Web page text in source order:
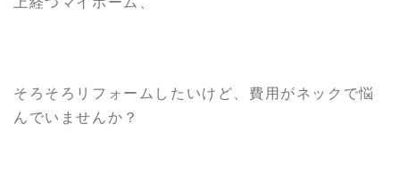
そろそろリフォームしたいけど、費用がネックで悩
んでいませんか？